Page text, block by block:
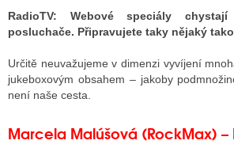
RadioTV:
Webové speciály
posluchače. Připravujete taky nějaký
Určitě neuvažujeme v dimenzi vyvíjení
jukeboxovým obsahem – jakoby
není naše cesta.
Marcela Malúšová (RockMax) –